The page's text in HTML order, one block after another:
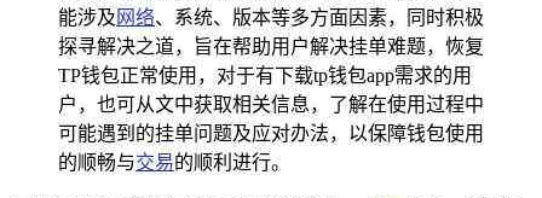
能涉及 网络、系统、版本等多方面因素，同时积极
探寻解决之道，旨在帮助用户解决挂单难题，恢复
TP钱包正常使用，对于有下载tp钱包app需求的用
户，也可从文中获取相关信息，了解在使用过程中
可能遇到的挂单问题及应对办法，以保障钱包使用
的顺畅与交易的顺利进行。